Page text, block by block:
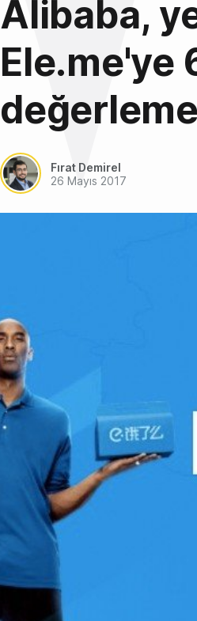
Alibaba,
Ele.me'ye
Fırat Demirel
26 Mayıs 2017